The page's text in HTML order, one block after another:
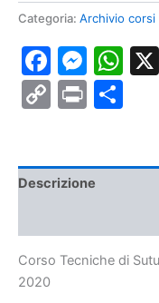
Suture
Catania
2
ottobre
2020
Categoria: Archivio corsi
Copy
Print
Descrizione
Corso Tecniche di
2020